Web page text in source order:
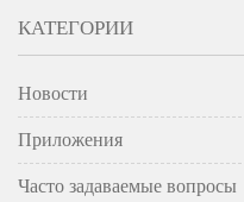
КАТЕГОРИИ
Новости
Приложения
Часто задаваемые вопросы